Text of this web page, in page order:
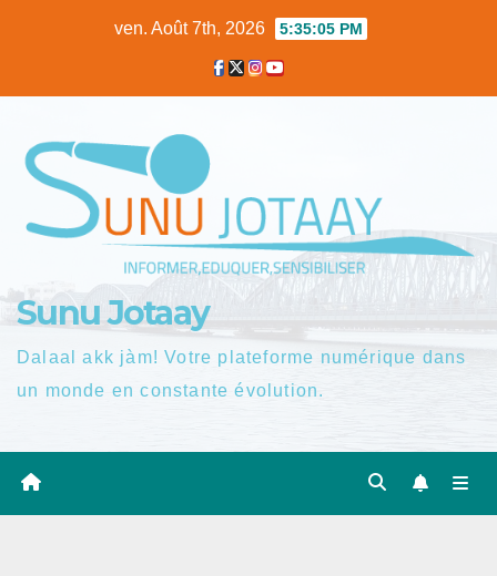
ven. Août 7th, 2026 5:35:06 PM
Sunu Jotaay
Dalaal akk jàm! Votre plateforme numérique dans
un monde en constante évolution.